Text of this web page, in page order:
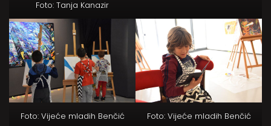
Foto: Tanja Kanazir
Foto: Vijeće mladih Benčić Foto: Vijeće mladih Benčić